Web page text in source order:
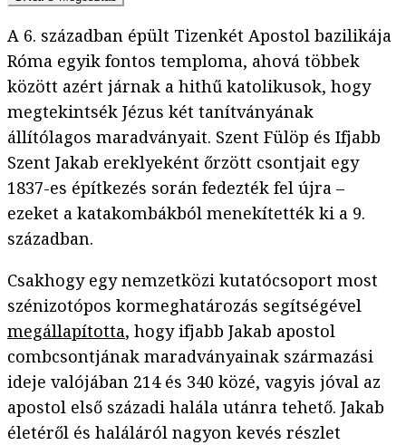
A 6. században épült Tizenkét Apostol bazilikája
Róma egyik fontos temploma, ahová többek
között azért járnak a hithű katolikusok, hogy
megtekintsék Jézus két tanítványának
állítólagos maradványait. Szent Fülöp és Ifjabb
Szent Jakab ereklyeként őrzött csontjait egy
1837-es építkezés során fedezték fel újra –
ezeket a katakombákból menekítették ki a 9.
században.
Csakhogy egy nemzetközi kutatócsoport most
szénizotópos kormeghatározás segítségével
megállapította, hogy ifjabb Jakab apostol
combcsontjának maradványainak származási
ideje valójában 214 és 340 közé, vagyis jóval az
apostol első századi halála utánra tehető. Jakab
életéről és haláláról nagyon kevés részlet